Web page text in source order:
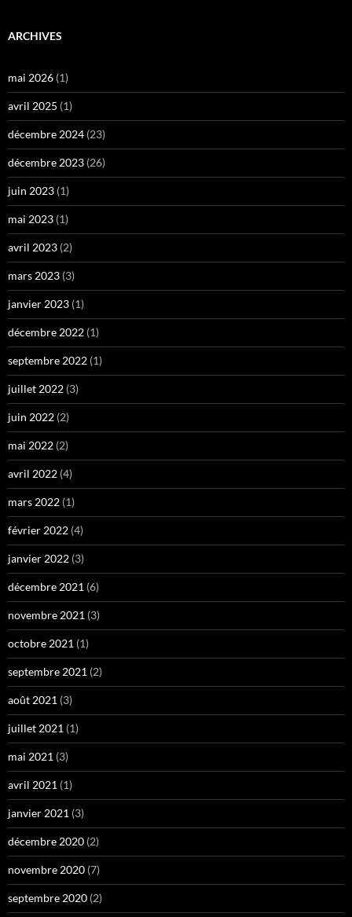
ARCHIVES
mai 2026 (1)
avril 2025 (1)
décembre 2024 (23)
décembre 2023 (26)
juin 2023 (1)
mai 2023 (1)
avril 2023 (2)
mars 2023 (3)
janvier 2023 (1)
décembre 2022 (1)
septembre 2022 (1)
juillet 2022 (3)
juin 2022 (2)
mai 2022 (2)
avril 2022 (4)
mars 2022 (1)
février 2022 (4)
janvier 2022 (3)
décembre 2021 (6)
novembre 2021 (3)
octobre 2021 (1)
septembre 2021 (2)
août 2021 (3)
juillet 2021 (1)
mai 2021 (3)
avril 2021 (1)
janvier 2021 (3)
décembre 2020 (2)
novembre 2020 (7)
septembre 2020 (2)